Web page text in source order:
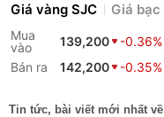
Giá vàng SJC Giá bạc
Mua
vào
139,200
-0.36%
Bán ra
142,200 -0.35%
Tin tức, bài viết mới nhất về